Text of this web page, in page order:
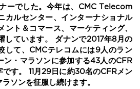
ーでした。今年は、CMC Telecom
カルセンター、インターナショナル
ント＆コマース、マーケティング、
しています。 ダナンで2017年8月の
して、CMCテレコムには9人のラン
ン・マラソンに参加する43人のCFR
です。 11月29日に約30名のCFRメン
ソンを征服し続けます。